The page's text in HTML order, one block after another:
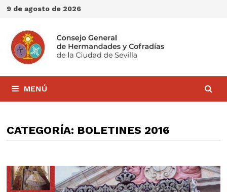
Saltar
contenido
9 de agosto de 2026
MENÚ
CATEGORÍA: BOLETINES 2016